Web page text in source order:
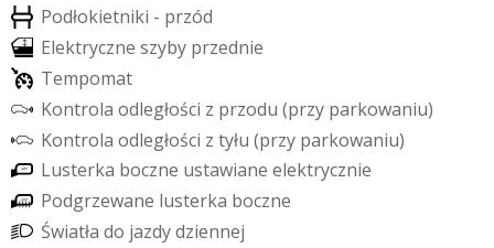
Podłokietniki - przód
Elektryczne szyby przednie
Tempomat
Kontrola odległości z przodu (przy parkowaniu)
Kontrola odległości z tyłu (przy parkowaniu)
Lusterka boczne ustawiane elektrycznie
Podgrzewane lusterka boczne
Światła do jazdydziennej